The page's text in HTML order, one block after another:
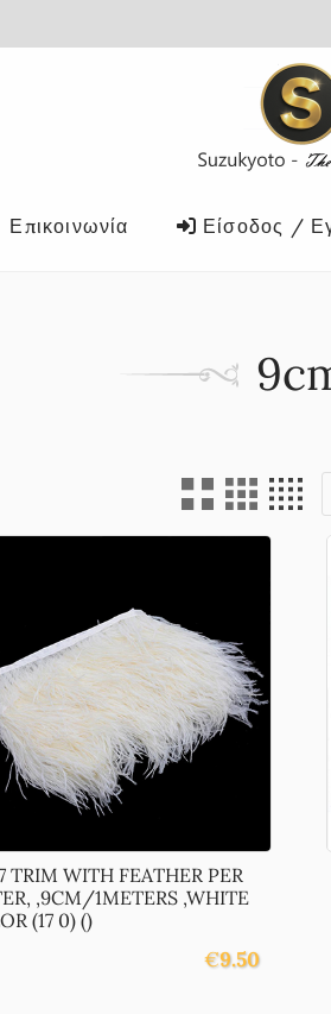
Επικοινωνία Είσοδος /
TRIM WITH FEATHER PER
,9CM/1METERS ,WHITE
(17 0) ()
€9.50